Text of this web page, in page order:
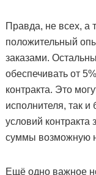
Правда, не всех, а
положительный
заказами.
обеспечивать от
контракта. Это
исполнителя, так и
условий контракта
суммы возможную
Ещё одно важное